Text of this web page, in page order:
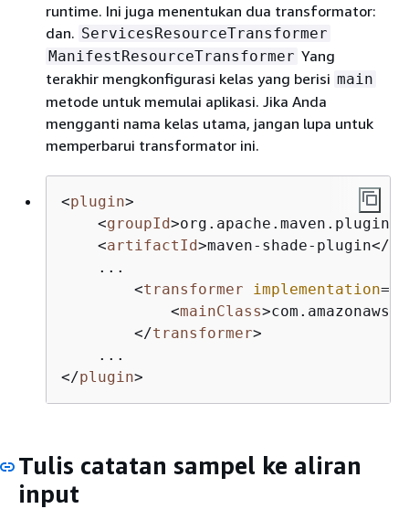
runtime. Ini juga menentukan dua transformator:
dan. ServicesResourceTransformer
ManifestResourceTransformer Yang
terakhir mengkonfigurasi kelas yang berisi main
metode untuk memulai aplikasi. Jika Anda
mengganti nama kelas utama, jangan lupa untuk
memperbarui transformator ini.
<plugin>
<groupId>org.apache.maven.plugins
<artifactId>maven-shade-plugin</
    ...
<transformer implementation=
<mainClass>
</transformer>
</plugin>
Tulis catatan sampel ke aliran
input